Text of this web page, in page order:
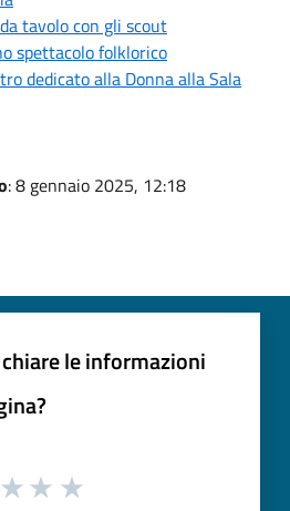
tavolo con gli scout
spettacolo folklorico
dedicato alla Donna alla Sala
: 8 gennaio 2025, 12:18
le informazioni